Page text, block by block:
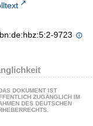
9723
DAS DOKUMENT IST
ZUGÄNGLICH IM
DES DEUTSCHEN